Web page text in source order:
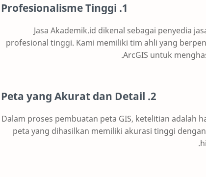
1. Profesionalisme Tinggi
Jasa Akademik.id dikenal sebagai penyedia
profesional tinggi. Kami memiliki tim ahli yang
ArcGIS untuk
2. Peta yang Akurat dan Detail
Dalam proses pembuatan peta GIS, ketelitian adalah
peta yang dihasilkan memiliki akurasi tinggi